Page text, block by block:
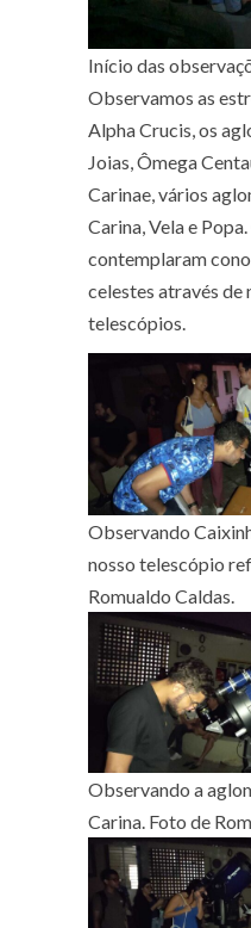
Início das
Observamos as
Alpha Crucis, os
Joias, Ômega
Carinae, vários
Carina, Vela e
contemplaram
celestes através de
telescópios.
Observando
nosso telescópio
Romualdo Caldas.
Observando a
Carina. Foto de